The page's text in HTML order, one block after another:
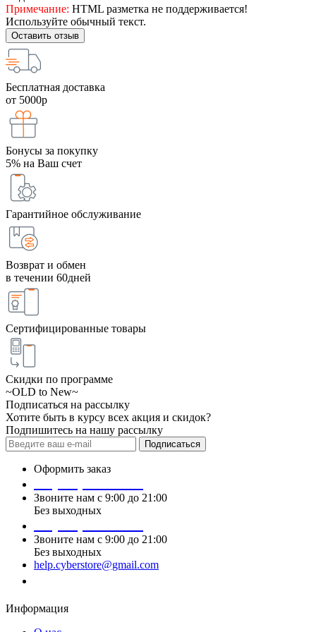
Примечание: HTML разметка не поддерживается!
Используйте обычный текст.
Оставить отзыв
Бесплатная доставка
от 5000р
Бонусы за покупку
5% на Ваш счет
Гарантийное обслуживание
Возврат и обмен
в течении 60дней
Сертифицированные товары
Скидки по программе
~OLD to New~
Подписаться на рассылку
Хотите быть в курсу всех акция и скидок?
Подпишитесь на нашу рассылку
Подписаться
Оформить заказ
Звоните нам с 9:00 до 21:00
Без выходных
Звоните нам с 9:00 до 21:00
Без выходных
help.cyberstore@gmail.com
Информация